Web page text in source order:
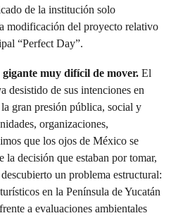
de la institución solo
modificación del proyecto relativo
“Perfect Day”.
muy difícil de mover. El
desistido de sus intenciones en
gran presión pública, social y
organizaciones,
que los ojos de México se
la decisión que estaban por tomar,
un problema estructural:
en la Península de Yucatán
a evaluaciones ambientales